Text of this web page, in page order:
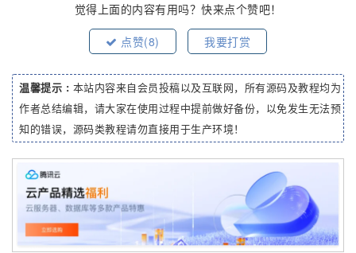
觉得上面的内容有用吗？快来点个赞吧！
点赞(8) 我要打赏
温馨提示 : 本站内容来自会员投稿以及互联网，所有源码及教程均为
作者总结编辑，请大家在使用过程中提前做好备份，以免发生无法预
知的错误，源码类教程请勿直接用于生产环境！